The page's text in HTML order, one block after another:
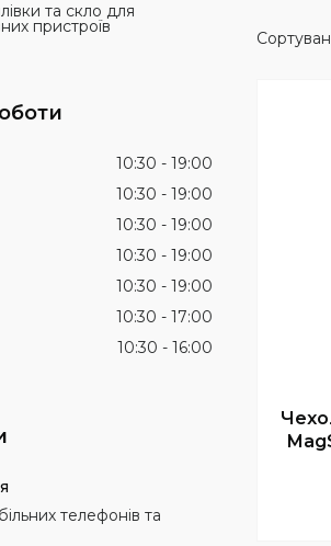
та скло для
пристроїв
10:30
19:00
10:30
19:00
10:30
19:00
10:30
19:00
10:30
19:00
10:30
17:00
10:30 16:00
телефонів та